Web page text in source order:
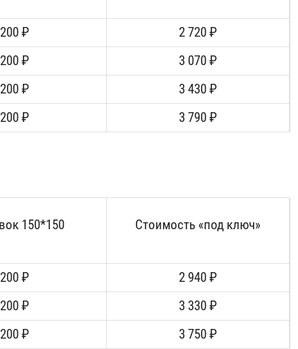
200 ₽
2 720 ₽
200 ₽
3 070 ₽
200 ₽
3 430 ₽
200 ₽ 3 790 ₽
150*150 Стоимость «под ключ»
200 ₽
2 940 ₽
200 ₽
3 330 ₽
200 ₽
3 750 ₽